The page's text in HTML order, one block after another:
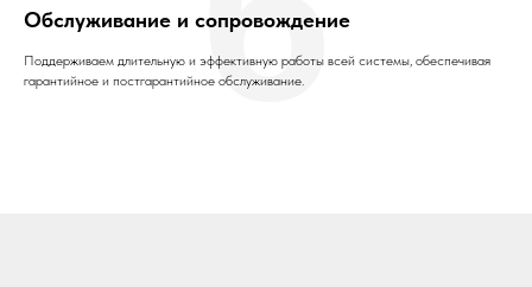
Обслуживание и сопровождение
Поддерживаем длительную и эффективную работы всей системы, обеспечивая
гарантийное и постгарантийное обслуживание.